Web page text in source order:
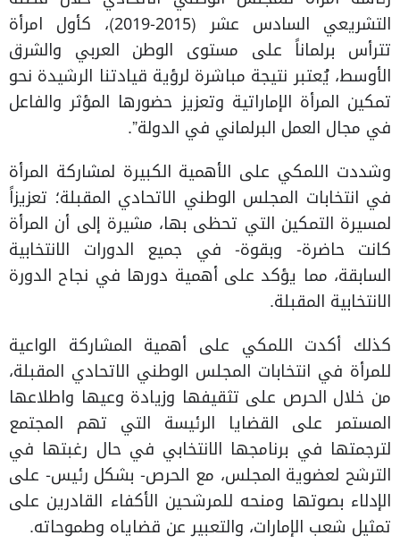
التشريعي السادس عشر (2015-2019)، كأول امرأة
تترأس برلماناً على مستوى الوطن العربي والشرق
الأوسط، يُعتبر نتيجة مباشرة لرؤية قيادتنا الرشيدة نحو
تمكين المرأة الإماراتية وتعزيز حضورها المؤثر والفاعل
في مجال العمل البرلماني في الدولة”.
وشددت اللمكي على الأهمية الكبيرة لمشاركة المرأة
في انتخابات المجلس الوطني الاتحادي المقبلة؛ تعزيزاً
لمسيرة التمكين التي تحظى بها، مشيرة إلى أن المرأة
كانت حاضرة- وبقوة- في جميع الدورات الانتخابية
السابقة، مما يؤكد على أهمية دورها في نجاح الدورة
الانتخابية المقبلة.
كذلك أكدت اللمكي على أهمية المشاركة الواعية
للمرأة في انتخابات المجلس الوطني الاتحادي المقبلة،
من خلال الحرص على تثقيفها وزيادة وعيها واطلاعها
المستمر على القضايا الرئيسة التي تهم المجتمع
لترجمتها في برنامجها الانتخابي في حال رغبتها في
الترشح لعضوية المجلس، مع الحرص- بشكل رئيس- على
الإدلاء بصوتها ومنحه للمرشحين الأكفاء القادرين على
تمثيل شعب الإمارات، والتعبير عن قضاياه وطموحاته.